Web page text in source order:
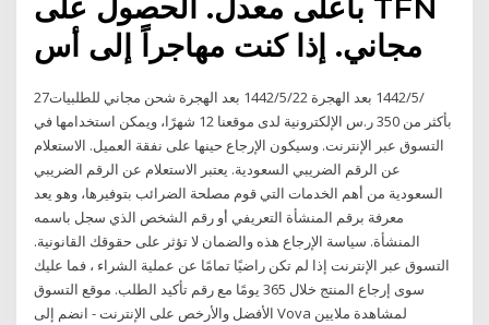
مجاني. إذا كنت مهاجراً إلى أس
27‏‏/5‏‏/1442 بعد الهجرة 22‏‏/5‏‏/1442 بعد الهجرة شحن مجاني للطلبيات
بأكثر من 350 ر.س الإلكترونية لدى موقعنا 12 شهرًا، ويمكن استخدامها في
التسوق عبر الإنترنت. وسيكون الإرجاع حينها على نفقة العميل. الاستعلام
عن الرقم الضريبي السعودية. يعتبر الاستعلام عن الرقم الضريبي
السعودية من أهم الخدمات التي قوم مصلحة الضرائب بتوفيرها، وهو يعد
معرفة برقم المنشأة التعريفي أو رقم الشخص الذي سجل باسمه
المنشأة. سياسة الإرجاع هذه والضمان لا تؤثر على حقوقك القانونية.
التسوق عبر الإنترنت إذا لم تكن راضيًا تمامًا عن عملية الشراء ، فما عليك
سوى إرجاع المنتج خلال 365 يومًا مع رقم تأكيد الطلب. موقع التسوق
الأفضل والأرخص على الإنترنت - انضم إلى Vova لمشاهدة ملايين